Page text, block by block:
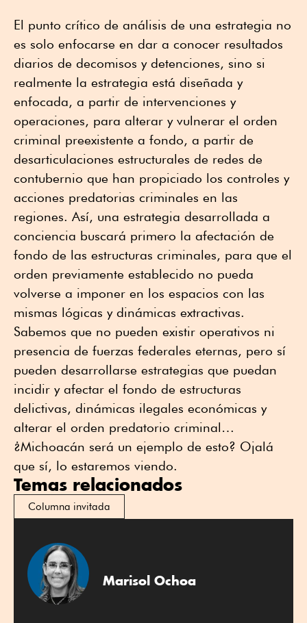
El punto crítico de análisis de una estrategia no
es solo enfocarse en dar a conocer resultados
diarios de decomisos y detenciones, sino si
realmente la estrategia está diseñada y
enfocada, a partir de intervenciones y
operaciones, para alterar y vulnerar el orden
criminal preexistente a fondo, a partir de
desarticulaciones estructurales de redes de
contubernio que han propiciado los controles y
acciones predatorias criminales en las
regiones. Así, una estrategia desarrollada a
conciencia buscará primero la afectación de
fondo de las estructuras criminales, para que el
orden previamente establecido no pueda
volverse a imponer en los espacios con las
mismas lógicas y dinámicas extractivas.
Sabemos que no pueden existir operativos ni
presencia de fuerzas federales eternas, pero sí
pueden desarrollarse estrategias que puedan
incidir y afectar el fondo de estructuras
delictivas, dinámicas ilegales económicas y
alterar el orden predatorio criminal…
¿Michoacán será un ejemplo de esto? Ojalá
que sí, lo estaremos viendo.
Temas relacionados
Columna invitada
Marisol Ochoa